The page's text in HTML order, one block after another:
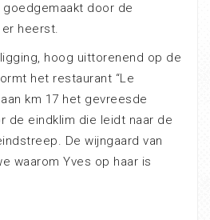
door de
heerst.
hoog uittorenend op de
het restaurant “Le
km 17 het gevreesde
de eindklim die leidt naar de
De wijngaard van
waarom Yves op haar is